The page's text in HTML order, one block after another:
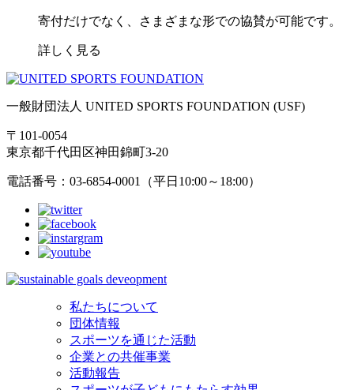
寄付だけでなく、さまざまな形での協賛が可能です。
詳しく見る
一般財団法人 UNITED SPORTS FOUNDATION (USF)
〒101-0054
東京都千代田区神田錦町3-20
電話番号：03-6854-0001（平日10:00～18:00）
私たちについて
団体情報
スポーツを通じた活動
企業との共催事業
活動報告